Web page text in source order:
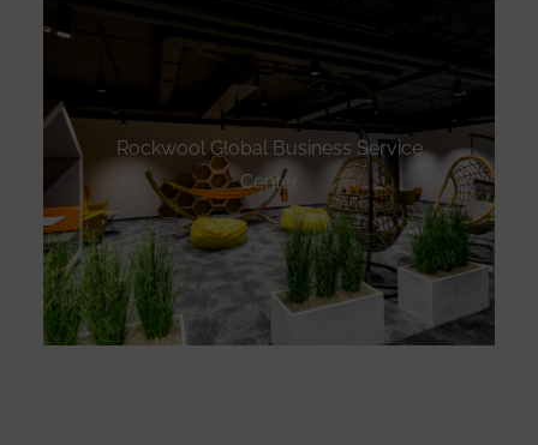
Rockwool Global Business Service
Center